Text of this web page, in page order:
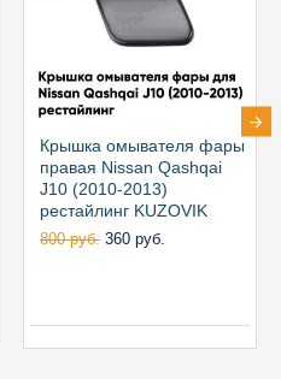
Крышка омывателя фары
правая Nissan Qashqai
J10 (2010-2013)
рестайлинг KUZOVIK
800 руб. 360 руб.